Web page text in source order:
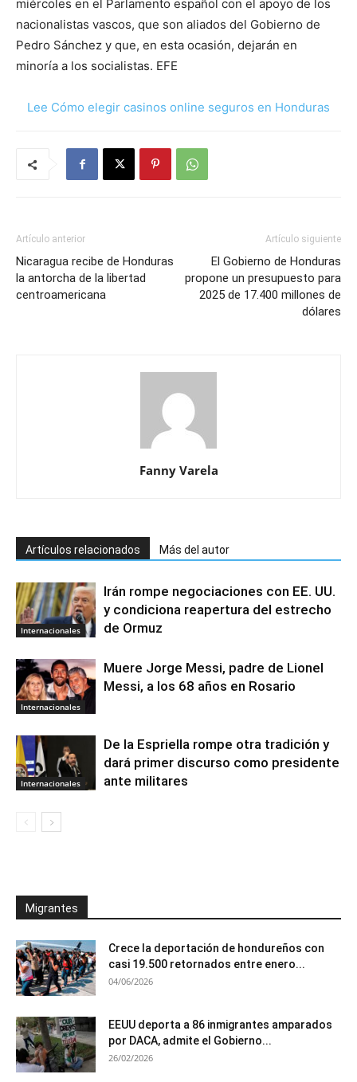
miércoles en el Parlamento español con el apoyo de los
nacionalistas vascos, que son aliados del Gobierno de
Pedro Sánchez y que, en esta ocasión, dejarán en
minoría a los socialistas. EFE
Lee Cómo elegir casinos online seguros en Honduras
Artículo anterior
Nicaragua recibe de Honduras
la antorcha de la libertad
centroamericana
Artículo siguiente
El Gobierno de Honduras
propone un presupuesto para
2025 de 17.400 millones de
dólares
Fanny Varela
Artículos relacionados Más del autor
Internacionales
Irán rompe negociaciones con EE. UU.
y condiciona reapertura del estrecho
de Ormuz
Internacionales
Muere Jorge Messi, padre de Lionel
Messi, a los 68 años en Rosario
Internacionales
De la Espriella rompe otra tradición y
dará primer discurso como presidente
ante militares
Migrantes
Crece la deportación de hondureños con
casi 19.500 retornados entre enero...
04/06/2026
EEUU deporta a 86 inmigrantes amparados
por DACA, admite el Gobierno...
26/02/2026